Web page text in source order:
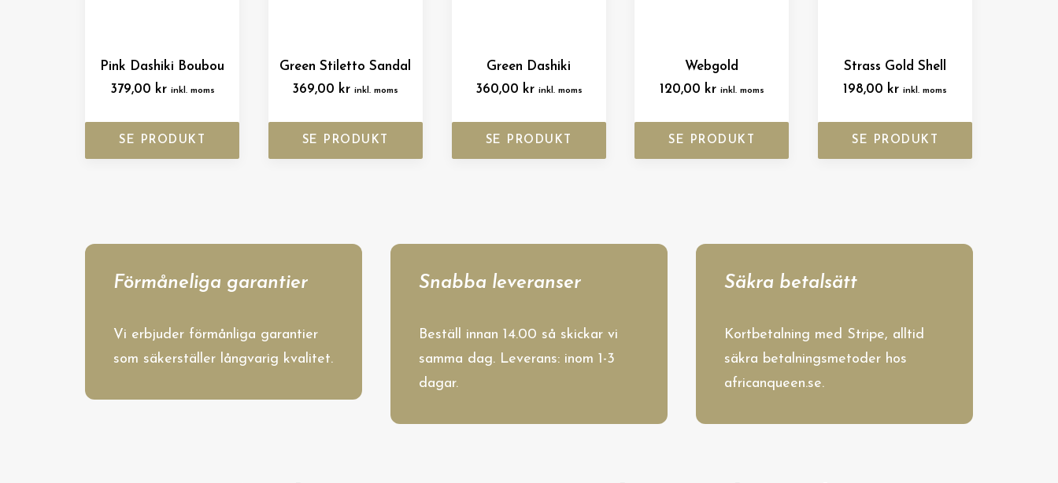
Pink Dashiki Boubou
379,00 kr inkl. moms
SE PRODUKT
Green Stiletto Sandal
369,00 kr inkl. moms
SE PRODUKT
Green Dashiki
360,00 kr inkl. moms
SE PRODUKT
Webgold
120,00 kr inkl. moms
SE PRODUKT
Strass Gold Shell
198,00 kr inkl. moms
SE PRODUKT
Förmåneliga garantier
Vi erbjuder förmånliga garantier
som säkerställer långvarig kvalitet.
Snabba leveranser
Beställ innan 14.00 så skickar vi
samma dag. Leverans: inom 1-3
dagar.
Säkra betalsätt
Kortbetalning med Stripe, alltid
säkra betalningsmetoder hos
africanqueen.se.